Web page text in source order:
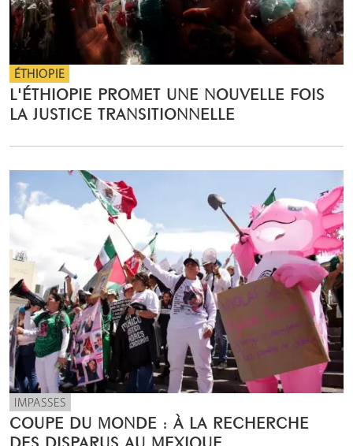
ÉTHIOPIE
L'ÉTHIOPIE PROMET UNE NOUVELLE FOIS
LA JUSTICE TRANSITIONNELLE
IMPASSES
COUPE DU MONDE : À LA RECHERCHE
DES DISPARUS AU MEXIQUE